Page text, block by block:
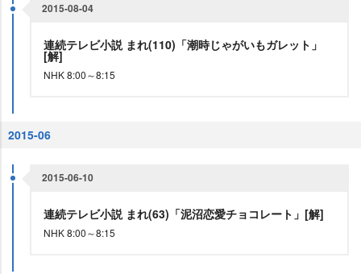
2015-08-04
連続テレビ小説 まれ(110)「潮時じゃがいもガレット」
[解]
NHK 8:00～8:15
2015-06
2015-06-10
連続テレビ小説 まれ(63)「泥沼恋愛チョコレート」[解]
NHK 8:00～8:15